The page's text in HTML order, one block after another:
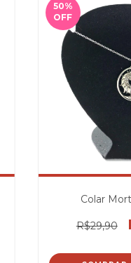
50%
OFF
Colar
R$29,90